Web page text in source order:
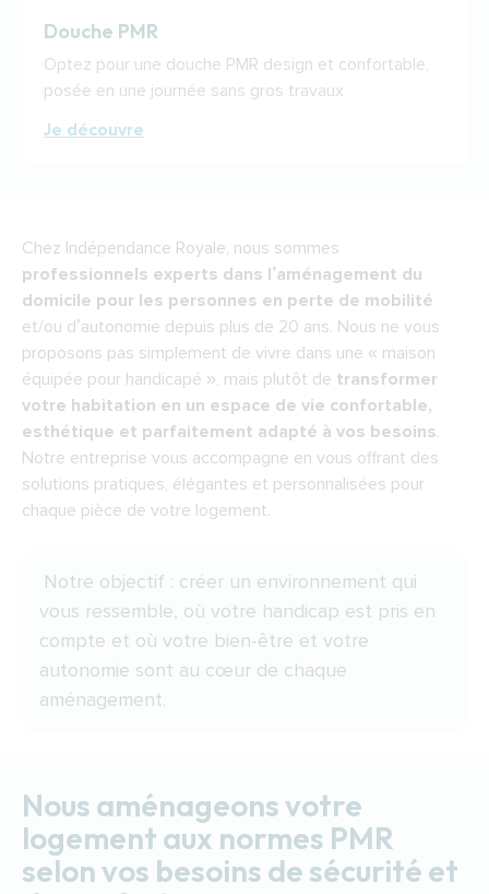
Douche PMR
Optez pour une douche PMR design et confortable,
posée en une journée sans gros travaux
Je découvre
Chez Indépendance Royale, nous sommes
professionnels experts dans l’aménagement du
domicile pour les personnes en perte de mobilité
et/ou d’autonomie depuis plus de 20 ans. Nous ne vous
proposons pas simplement de vivre dans une « maison
équipée pour handicapé », mais plutôt de transformer
votre habitation en un espace de vie confortable,
esthétique et parfaitement adapté à vos besoins.
Notre entreprise vous accompagne en vous offrant des
solutions pratiques, élégantes et personnalisées pour
chaque pièce de votre logement.
Notre objectif : créer un environnement qui
vous ressemble, où votre handicap est pris en
compte et où votre bien-être et votre
autonomie sont au cœur de chaque
aménagement.
Nous aménageons votre
logement aux normes PMR
selon vos besoins de sécurité et